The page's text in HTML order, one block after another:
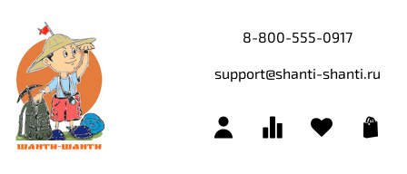
8-800-555-0917
support@shanti-shanti.ru